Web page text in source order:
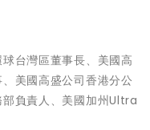
台灣區董事長、美國高
美國高盛公司香港分公
負責人、美國加州Ultra